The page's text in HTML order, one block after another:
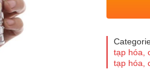
tạp hóa,
tạp hóa,